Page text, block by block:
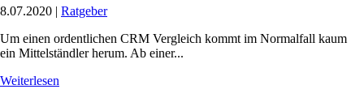
8.07.2020 | Ratgeber
Um einen ordentlichen CRM Vergleich kommt im Normalfall kaum
ein Mittelständler herum. Ab einer...
Weiterlesen